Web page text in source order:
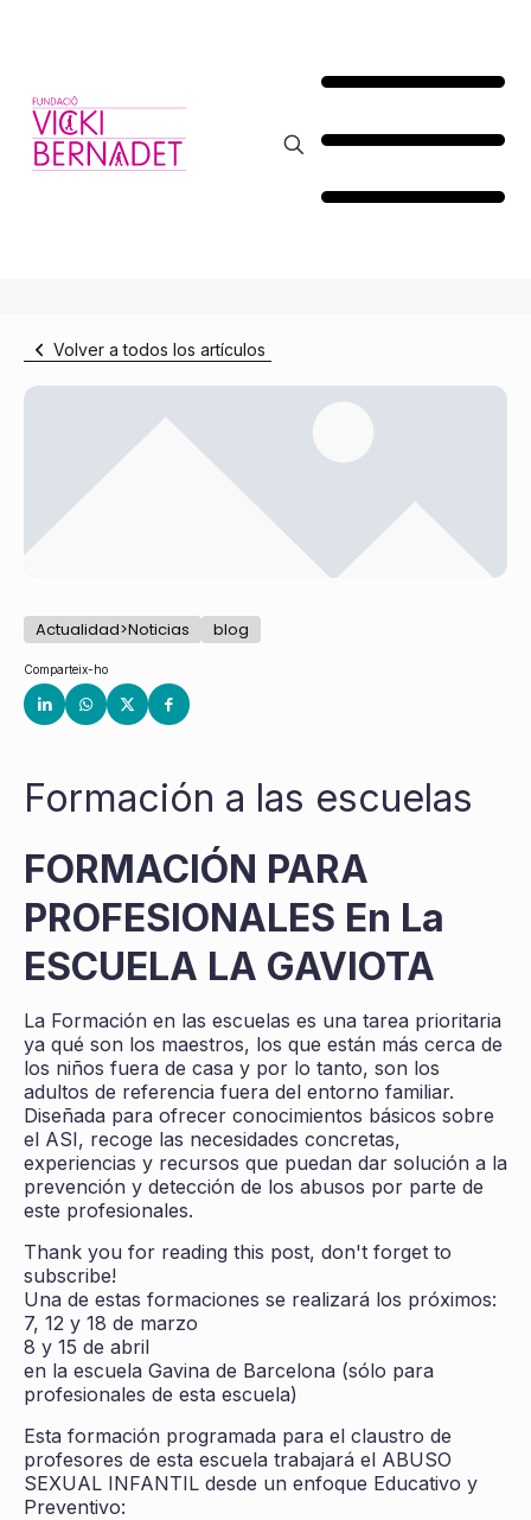
Volver a todos los artículos
Actualidad>Noticias blog
Comparteix-ho
Formación a las escuelas
FORMACIÓN PARA
PROFESIONALES En La
ESCUELA LA GAVIOTA
La Formación en las escuelas es una tarea prioritaria
ya qué son los maestros, los que están más cerca de
los niños fuera de casa y por lo tanto, son los
adultos de referencia fuera del entorno familiar.
Diseñada para ofrecer conocimientos básicos sobre
el ASI, recoge las necesidades concretas,
experiencias y recursos que puedan dar solución a la
prevención y detección de los abusos por parte de
este profesionales.
Thank you for reading this post, don't forget to
subscribe!
Una de estas formaciones se realizará los próximos:
7, 12 y 18 de marzo
8 y 15 de abril
en la escuela Gavina de Barcelona (sólo para
profesionales de esta escuela)
Esta formación programada para el claustro de
profesores de esta escuela trabajará el ABUSO
SEXUAL INFANTIL desde un enfoque Educativo y
Preventivo: